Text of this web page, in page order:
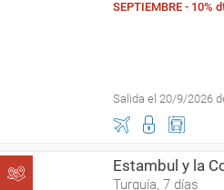
SEPTIEMBRE - 10%
Salida el 20/9/2026
Estambul y la
Turquía, 7 días